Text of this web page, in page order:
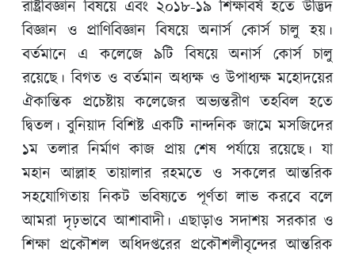
রাষ্ট্রবিজ্ঞান বিষয়ে এবং ২০১৮-১৯ শিক্ষাবর্ষ হতে উদ্ভিদ
বিজ্ঞান ও প্রাণিবিজ্ঞান বিষয়ে অনার্স কোর্স চালু হয়।
বর্তমানে এ কলেজে ৯টি বিষয়ে অনার্স কোর্স চালু
রয়েছে। বিগত ও বর্তমান অধ্যক্ষ ও উপাধ্যক্ষ মহোদয়ের
ঐকান্তিক প্রচেষ্টায় কলেজের অভ্যন্তরীণ তহবিল হতে
দ্বিতল। বুনিয়াদ বিশিষ্ট একটি নান্দনিক জামে মসজিদের
১ম তলার নির্মাণ কাজ প্রায় শেষ পর্যায়ে রয়েছে। যা
মহান আল্লাহ তায়ালার রহমতে ও সকলের আন্তরিক
সহযোগিতায় নিকট ভবিষ্যতে পূর্ণতা লাভ করবে বলে
আমরা দৃঢ়ভাবে আশাবাদী। এছাড়াও সদাশয় সরকার ও
শিক্ষা প্রকৌশল অধিদপ্তরের প্রকৌশলীবৃন্দের আন্তরিক